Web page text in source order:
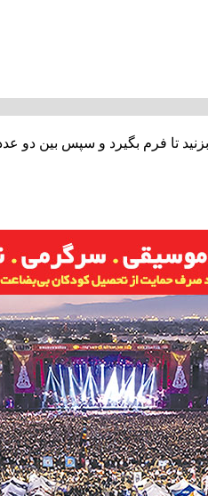
تا فرم بگیرد و سپس بین دو